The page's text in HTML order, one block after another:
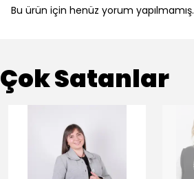
Bu ürün için henüz yorum yapılmamış.
Çok Satanlar